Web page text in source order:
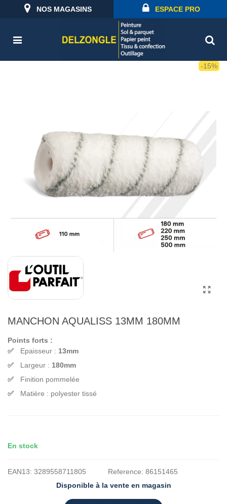
NOS MAGASINS ESPACE PRO
-15%
MANCHON AQUALISS 13MM 180MM
Points forts :
Epaisseur : 13mm
Largeur : 180mm
Finition pommelée
Matière : polyester tissé
En stock
EAN13: 3289558711805 Reference: 86151465
Disponible à la vente en magasin